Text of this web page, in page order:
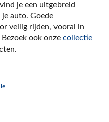
je een uitgebreid
auto. Goede
veilig rijden, vooral in
ook onze collectie